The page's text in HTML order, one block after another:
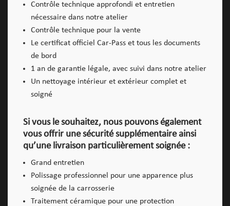
Contrôle technique approfondi et entretien
nécessaire dans notre atelier
Contrôle technique pour la vente
Le certificat officiel Car-Pass et tous les documents
de bord
1 an de garantie légale, avec suivi dans notre atelier
Un nettoyage intérieur et extérieur complet et
soigné
Si vous le souhaitez, nous pouvons également
vous offrir une sécurité supplémentaire ainsi
qu’une livraison particulièrement soignée :
Grand entretien
Polissage professionnel pour une apparence plus
soignée de la carrosserie
Traitement céramique pour une protection